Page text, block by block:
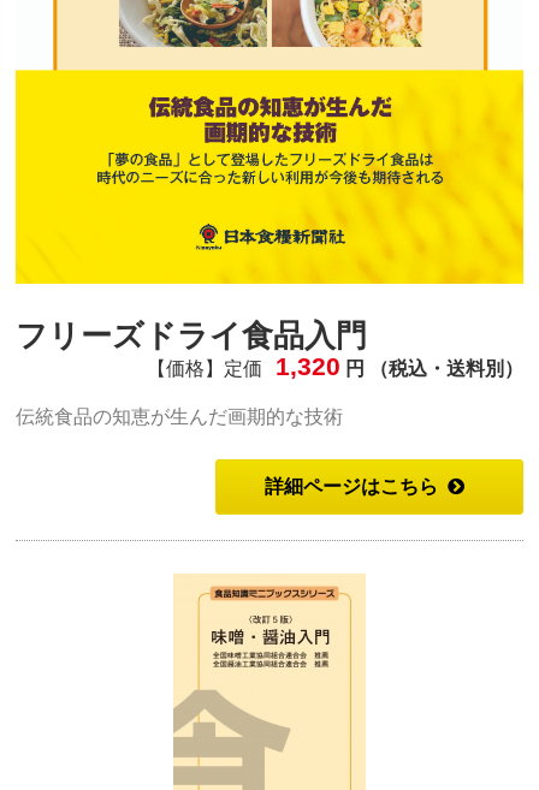
フリーズドライ食品入門
【価格】定価 1,320 円 （税込・送料別）
伝統食品の知恵が生んだ画期的な技術
詳細ページはこちら